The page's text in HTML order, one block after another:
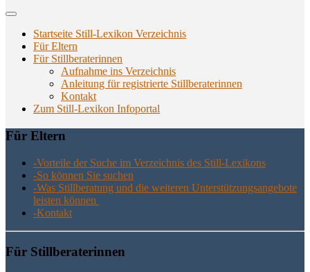
Startseite Still-Lexikon Verzeichnis
Für Eltern
Für Stillberaterinnen
Aufnahme ins Verzeichnis
Anlei­tung für regis­trier­te Stillberaterinnen
Kon­takt
Zum Still-Lexikon Infoportal
Für Eltern
-Vor­tei­le der Suche im Ver­zeich­nis des Still-Lexikons
-So kön­nen Sie suchen
-Was Still­be­ra­tung und die wei­te­ren Unter­stüt­zungs­an­ge­bo­te
leis­ten können
-Kon­takt
Für Still­be­ra­te­rin­nen